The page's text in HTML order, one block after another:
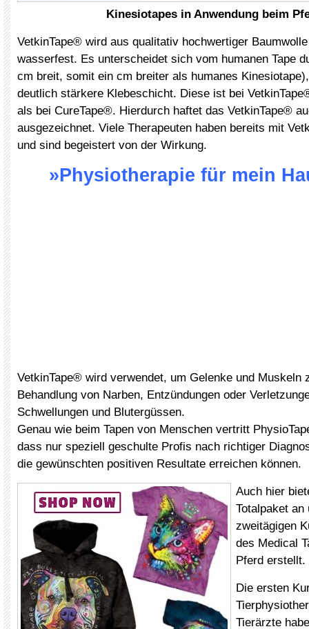
Kinesiotapes in Anwendung beim
VetkinTape® wird aus qualitativ hochwertiger
wasserfest. Es unterscheidet sich vom humanen Tape
cm breit, somit ein cm breiter als humanes
deutlich stärkere Klebeschicht. Diese ist bei
als bei CureTape®. Hierdurch haftet das VetkinTape®
ausgezeichnet. Viele Therapeuten haben bereits mit
und sind begeistert von der Wirkung.
»Physiotherapie für mein
VetkinTape® wird verwendet, um Gelenke und Muskeln
Behandlung von Narben, Entzündungen oder
Schwellungen und Blutergüssen.
Genau wie beim Tapen von Menschen vertritt
dass nur speziell geschulte Profis nach richtiger
die gewünschten positiven Resultate erreichen können.
Auch hier
Totalpaket an
zweitägigen
des Medical
Pferd erstellt.
Die ersten
Tierärzte